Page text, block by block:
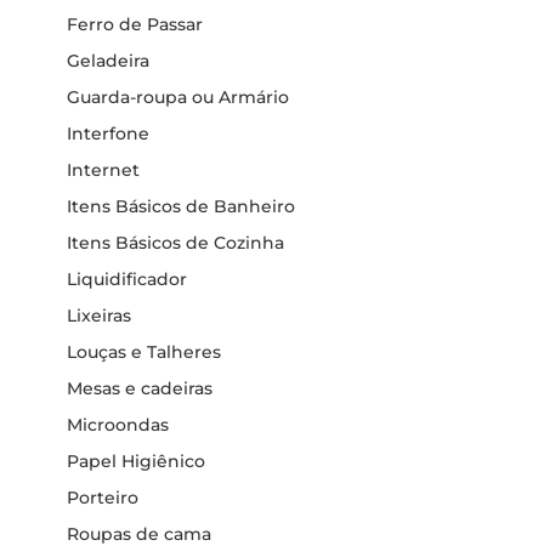
Ferro de Passar
Geladeira
Guarda-roupa ou Armário
Interfone
Internet
Itens Básicos de Banheiro
Itens Básicos de Cozinha
Liquidificador
Lixeiras
Louças e Talheres
Mesas e cadeiras
Microondas
Papel Higiênico
Porteiro
Roupas de cama